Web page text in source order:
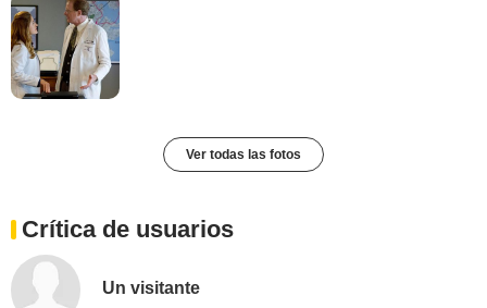
Ver todas las fotos
Crítica de usuarios
Un visitante